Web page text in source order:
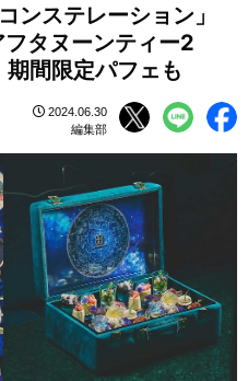
ンステレーション」
タヌーンティー2
間限定パフェも
2024.06.30
編集部